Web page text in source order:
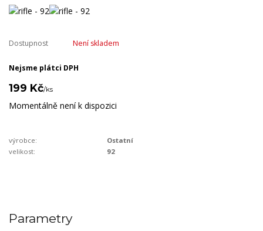
Dostupnost Není skladem
Nejsme plátci DPH
199 Kč/ks
Momentálně není k dispozici
výrobce:
Ostatní
velikost:
92
Parametry